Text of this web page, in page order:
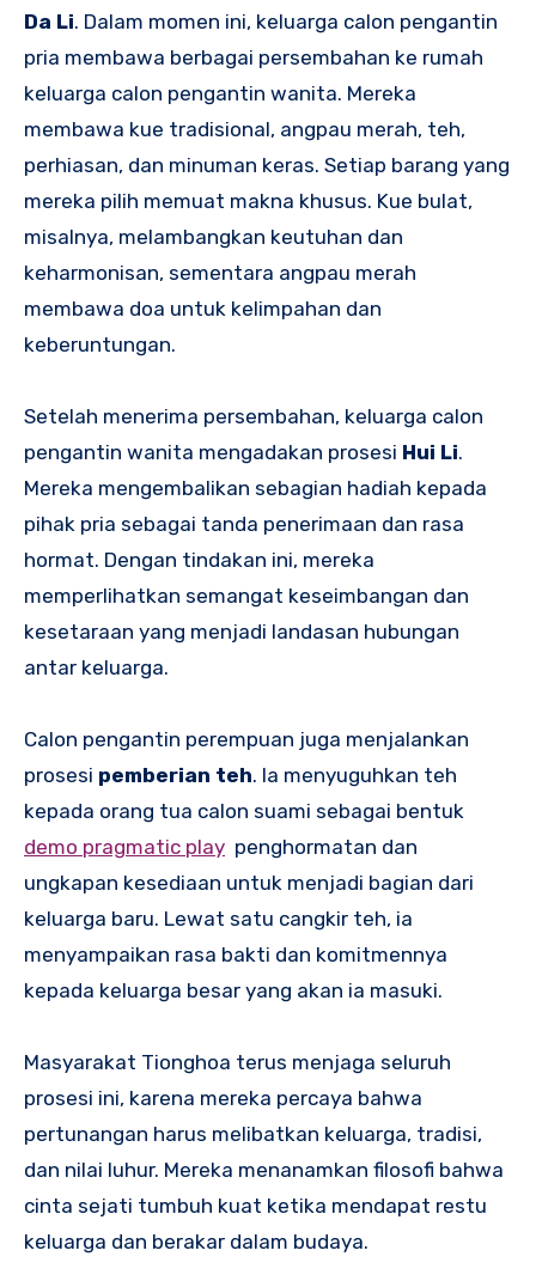
Da Li. Dalam momen ini, keluarga calon pengantin
pria membawa berbagai persembahan ke rumah
keluarga calon pengantin wanita. Mereka
membawa kue tradisional, angpau merah, teh,
perhiasan, dan minuman keras. Setiap barang yang
mereka pilih memuat makna khusus. Kue bulat,
misalnya, melambangkan keutuhan dan
keharmonisan, sementara angpau merah
membawa doa untuk kelimpahan dan
keberuntungan.
Setelah menerima persembahan, keluarga calon
pengantin wanita mengadakan prosesi Hui Li.
Mereka mengembalikan sebagian hadiah kepada
pihak pria sebagai tanda penerimaan dan rasa
hormat. Dengan tindakan ini, mereka
memperlihatkan semangat keseimbangan dan
kesetaraan yang menjadi landasan hubungan
antar keluarga.
Calon pengantin perempuan juga menjalankan
prosesi pemberian teh. Ia menyuguhkan teh
kepada orang tua calon suami sebagai bentuk
demo pragmatic play penghormatan dan
ungkapan kesediaan untuk menjadi bagian dari
keluarga baru. Lewat satu cangkir teh, ia
menyampaikan rasa bakti dan komitmennya
kepada keluarga besar yang akan ia masuki.
Masyarakat Tionghoa terus menjaga seluruh
prosesi ini, karena mereka percaya bahwa
pertunangan harus melibatkan keluarga, tradisi,
dan nilai luhur. Mereka menanamkan filosofi bahwa
cinta sejati tumbuh kuat ketika mendapat restu
keluarga dan berakar dalam budaya.